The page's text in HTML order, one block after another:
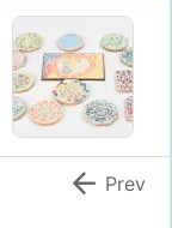
 Prev